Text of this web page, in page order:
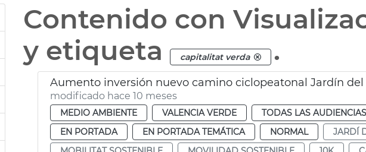
Contenido con
y etiqueta capitalitat verda .
Aumento inversión nuevo camino ciclopeatonal Jardín del
modificado hace 10 meses
MEDIO AMBIENTE VALENCIA VERDE TODAS LAS AUDIENCIAS
EN PORTADA
EN PORTADA TEMÁTICA NORMAL JARDÍ